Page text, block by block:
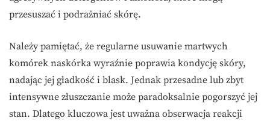
przesuszać i podrażniać skórę.
Należy pamiętać, że regularne usuwanie martwych
komórek naskórka wyraźnie poprawia kondycję skóry,
nadając jej gładkość i blask. Jednak przesadne lub zbyt
intensywne złuszczanie może paradoksalnie pogorszyć jej
stan. Dlatego kluczowa jest uważna obserwacja reakcji